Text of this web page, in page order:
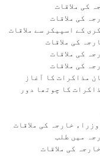
کی ملاقات
کی ملاقات
کے اسپیکر سے ملاقات
کی ملاقات
کی ملاقات
کی ملاقات
خارجہ کی ملاقات
میں طلب
کی ملاقات